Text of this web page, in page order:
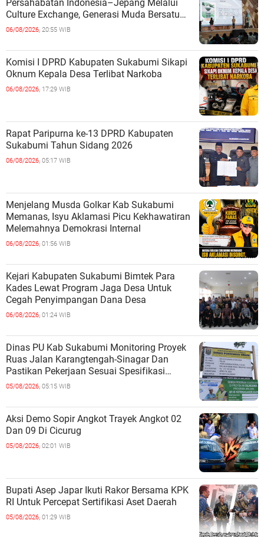
Persahabatan Indonesia–Jepang Melalui
Culture Exchange, Generasi Muda Bersatu
Wujudkan Masa Depan Berkelanjutan
06/08/2026, 20:55 WIB
Komisi I DPRD Kabupaten Sukabumi Sikapi
Oknum Kepala Desa Terlibat Narkoba
06/08/2026, 17:29 WIB
Rapat Paripurna ke-13 DPRD Kabupaten
Sukabumi Tahun Sidang 2026
06/08/2026, 05:17 WIB
Menjelang Musda Golkar Kab Sukabumi
Memanas, Isyu Aklamasi Picu Kekhawatiran
Melemahnya Demokrasi Internal
06/08/2026, 01:56 WIB
Kejari Kabupaten Sukabumi Bimtek Para
Kades Lewat Program Jaga Desa Untuk
Cegah Penyimpangan Dana Desa
06/08/2026, 01:24 WIB
Dinas PU Kab Sukabumi Monitoring Proyek
Ruas Jalan Karangtengah-Sinagar Dan
Pastikan Pekerjaan Sesuai Spesifikasi
Teknis
05/08/2026, 05:15 WIB
Aksi Demo Sopir Angkot Trayek Angkot 02
Dan 09 Di Cicurug
05/08/2026, 02:01 WIB
Bupati Asep Japar Ikuti Rakor Bersama KPK
RI Untuk Percepat Sertifikasi Aset Daerah
05/08/2026, 01:29 WIB